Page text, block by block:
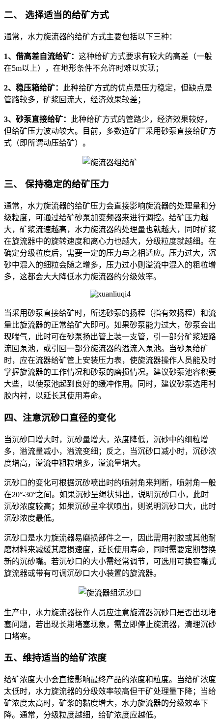
二、 选择适当的给矿方式
通常，水力旋流器的给矿方式主要包括以下三种：
1、借高差自流给矿： 这种给矿方式要求有较大的高差（一般
在5m以上），在地形条件不允许时难以实现；
2、稳压箱给矿：
此种给矿方式的优点是压力稳定，但缺点是
管路较多，矿浆回流大，经济效果较差；
3、砂泵直接给矿：
此种给矿方式的管路少，经济效果较好，
但给矿压力波动较大。目前，多数选矿厂采用砂泵直接给矿方
式（即所谓动压给矿）。
三、 保持稳定的给矿压力
通常，水力旋流器的给矿压力会直接影响旋流器的处理量和分
级粒度，可通过给矿砂泵加变频器来进行调控。给矿压力越
大，矿浆流速越高，水力旋流器的处理量也就越大，同时矿浆
在旋流器中的旋转速度和离心力也越大，分级粒度就越细。在
确定分级粒度后，需要一定的压力与之相适应。压力过大，沉
砂中混入的细粒会随之增多，压力过小则溢流中混入的粗粒增
多，这都会大大降低水力旋流器的分级效率。
当采用砂泵直接给矿时，所选砂泵的扬程（指有效扬程）和流
量比旋流器的正常给矿大即可。如果砂泵能力过大，砂泵会出
现喘气，此时可在砂泵扬出管上装一支管，引一部分矿浆短路
流回泵池，或引回一部分旋流器的溢流入泵池。当砂泵给矿
时，应在流器给矿管上安装压力表，使旋流器操作人员能及时
掌握旋流器的工作情况和砂泵的磨损情况。建议砂泵池容积要
大些，以使泵池起到良好的缓冲作用。同时，建议砂泵选用衬
胶内衬，以延长其使用寿命。
四、注意沉砂口直径的变化
当沉砂口增大时，沉砂量增大，浓度降低，沉砂中的细粒增
多，溢流量减小，溢流变细；反之，当沉砂口减小时，沉砂浓
度增高，溢流中粗粒增多，溢流量增大。
沉砂口的变化可根据沉砂喷出时的喷射角来判断，喷射角一般
在20°-30°之间。如果沉砂呈绳状排出，说明沉砂口小，此时
沉砂浓度较高；如果沉砂呈伞状喷出，则说明沉砂口大，此时
沉砂浓度最低。
沉砂口是水力旋流器易磨损部件之一，因此需用衬胶或其他耐
磨材料来减缓其磨损速度，延长使用寿命，同时需要定期替换
新的沉砂嘴。若沉砂口的大小需经常调节，可选用可换套嘴式
旋流器或带有可调沉砂口大小装置的旋流器。
生产中，水力旋流器操作人员应注意旋流器沉砂口是否出现堵
塞问题，若出现长期堵塞现象，需立即停止旋流器，清理沉砂
口堵塞。
五、维持适当的给矿浓度
给矿浓度大小会直接影响最终产品的浓度和粒度。当给矿浓度
太低时，水力旋流器的分级效率较高但干矿处理量下降；当给
矿浓度太高时，矿浆的黏度增大，水力旋流器的分级效率下
降。通常，分级粒度越细，给矿浓度应越低。